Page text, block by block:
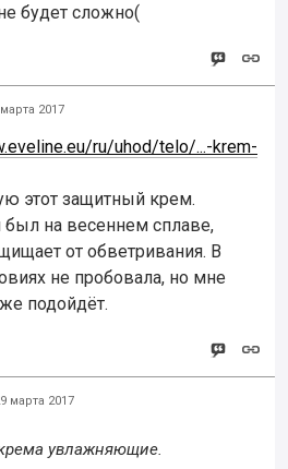
будет сложно(
2017
ru/uhod/telo/...-krem-
этот защитный крем.
на весеннем сплаве,
от обветривания. В
не пробовала, но мне
подойдёт.
марта 2017
увлажняющие.